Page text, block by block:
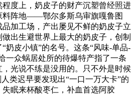
度上，奶皮子的财产沉塑曾经照进
料阵地——鄂尔多斯乌审旗嘎鲁图
加工场，产出屡见不鲜的奶皮子立
出生避世界上最大的奶皮子，创制
奶皮小镇”的名号。这条“风味-单品-
一众蜗居处所的待爆特产指了一条
光说不练是没用的。只不外是时候
类迟早要发现出“一口一万大卡”的
眠来杯酸枣仁，补血首选阿胶